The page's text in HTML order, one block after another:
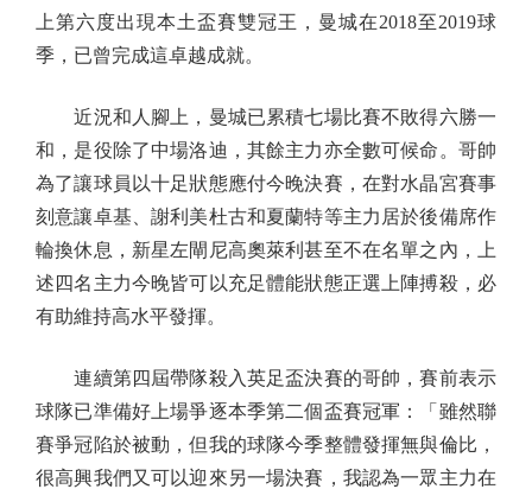
上第六度出現本土盃賽雙冠王，曼城在2018至2019球
季，已曾完成這卓越成就。
近況和人腳上，曼城已累積七場比賽不敗得六勝一
和，是役除了中場洛迪，其餘主力亦全數可候命。哥帥
為了讓球員以十足狀態應付今晚決賽，在對水晶宮賽事
刻意讓卓基、謝利美杜古和夏蘭特等主力居於後備席作
輪換休息，新星左閘尼高奧萊利甚至不在名單之內，上
述四名主力今晚皆可以充足體能狀態正選上陣搏殺，必
有助維持高水平發揮。
連續第四屆帶隊殺入英足盃決賽的哥帥，賽前表示
球隊已準備好上場爭逐本季第二個盃賽冠軍：「雖然聯
賽爭冠陷於被動，但我的球隊今季整體發揮無與倫比，
很高興我們又可以迎來另一場決賽，我認為一眾主力在